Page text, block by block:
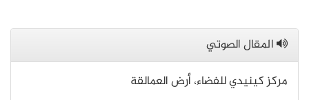
المقال الصوتي
مركز كينيدي للفضاء، أرض العمالقة